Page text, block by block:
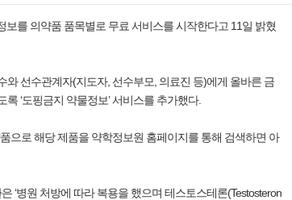
를 의약품 품목별로 무료 서비스를 시작한다고 11일 밝혔
선수관계자(지도자, 선수부모, 의료진 등)에게 올바른 금
‘도핑금지 약물정보’ 서비스를 추가했다.
으로 해당 제품을 약학정보원 홈페이지를 통해 검색하면 아
‘병원 처방에 따라 복용을 했으며 테스토스테론(Testosteron